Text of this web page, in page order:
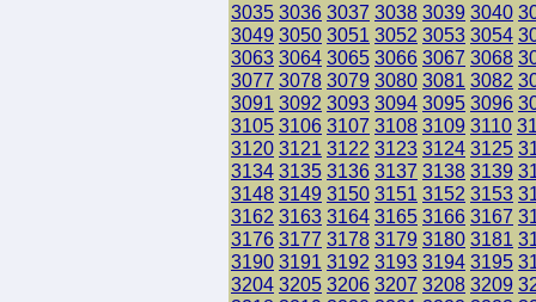
3035 3036 3037 3038 3039 3040
3049 3050 3051 3052 3053 3054
3063 3064 3065 3066 3067 3068
3077 3078 3079 3080 3081 3082
3091 3092 3093 3094 3095 3096
3105 3106 3107 3108 3109 3110
3120 3121 3122 3123 3124 3125
3134 3135 3136 3137 3138 3139
3148 3149 3150 3151 3152 3153
3162 3163 3164 3165 3166 3167
3176 3177 3178 3179 3180 3181
3190 3191 3192 3193 3194 3195
3204 3205 3206 3207 3208 3209